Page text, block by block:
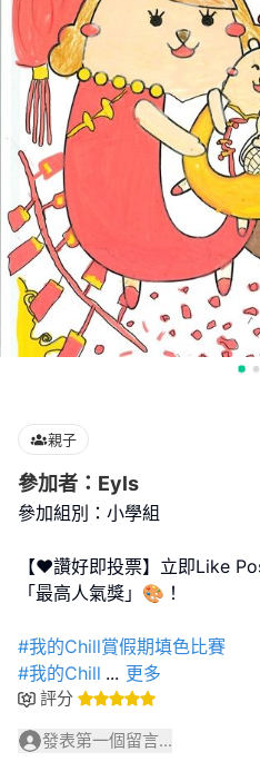
親子
參加者：Eyls
參加組別：小學組
【❤️讚好即投票】立即Like
「最高人氣獎」🎨！
#我的Chill賞假期填色比賽
#我的Chill ... 更多
評分
發表第一個留言...